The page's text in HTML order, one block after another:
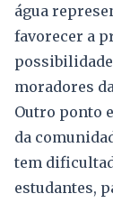
água
favorecer a
moradores
Outro ponto
da
tem
estudantes,